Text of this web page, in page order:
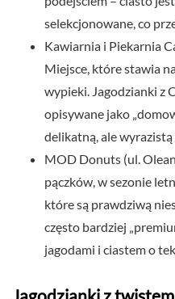
selekcjonowane, co
Kawiarnia i Piekarnia
Miejsce, które stawia
wypieki. Jagodzianki z
opisywane jako
delikatną, ale
MOD Donuts (ul.
pączków, w sezonie
które są prawdziwą
często bardziej
jagodami i ciastem o